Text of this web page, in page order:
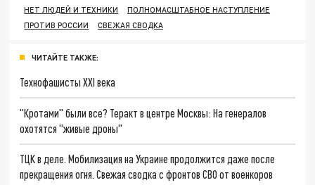
НЕТ ЛЮДЕЙ И ТЕХНИКИ
ПОЛНОМАСШТАБНОЕ НАСТУПЛЕНИЕ
ПРОТИВ РОССИИ
СВЕЖАЯ СВОДКА
ЧИТАЙТЕ ТАКЖЕ:
Технофашисты XXI века
"Кротами" были все? Теракт в центре Москвы: На генералов
охотятся "живые дроны"
ТЦК в деле. Мобилизация на Украине продолжится даже после
прекращения огня. Свежая сводка с фронтов СВО от военкоров